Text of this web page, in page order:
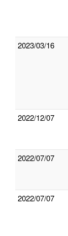
2023/03/16
2022/12/07
2022/07/07
2022/07/07